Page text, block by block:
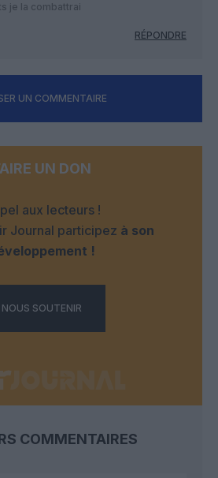
je la combattrai
RÉPONDRE
UN COMMENTAIRE
UN DON
aux lecteurs !
Journal participez à son
!
NOUS SOUTENIR
COMMENTAIRES